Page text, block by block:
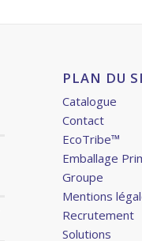
PLAN DU
Catalogue
Contact
EcoTribe™
Emballage
Groupe
Mentions
Recrutement
Solutions